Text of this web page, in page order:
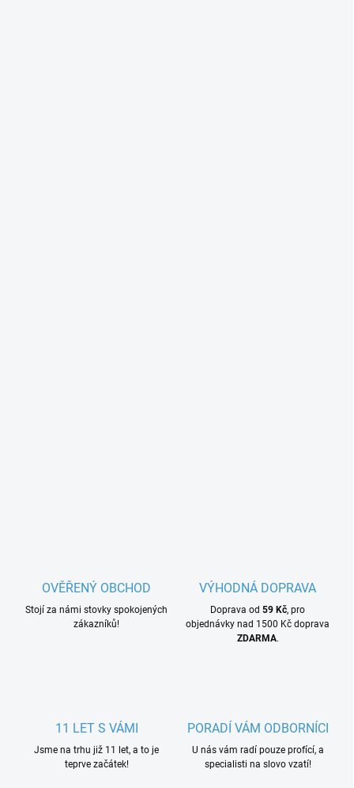
OVĚŘENÝ OBCHOD
Stojí za námi stovky spokojených
zákazníků!
VÝHODNÁ DOPRAVA
Doprava od 59 Kč, pro
objednávky nad 1500 Kč doprava
ZDARMA.
11 LET S VÁMI
Jsme na trhu již 11 let, a to je
teprve začátek!
PORADÍ VÁM ODBORNÍCI
U nás vám radí pouze profící, a
specialisti na slovo vzatí!